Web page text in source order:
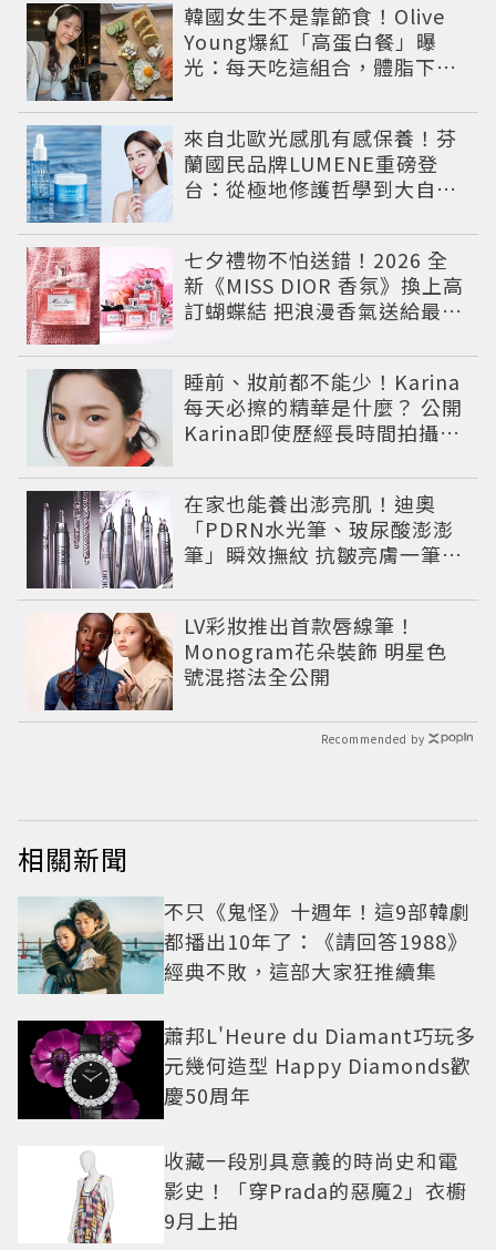
韓國女生不是靠節食！Olive
Young爆紅「高蛋白餐」曝
光：每天吃這組合，體脂下降
來自北歐光感肌有感保養！芬
蘭國民品牌LUMENE重磅登
台：從極地修護哲學到大自然
活美學
七夕禮物不怕送錯！2026 全
新《MISS DIOR 香氛》換上高
訂蝴蝶結 把浪漫香氣送給最重
睡前、妝前都不能少！Karina
每天必擦的精華是什麼？ 公開
Karina即使歷經長時間拍攝肌
紅色山茶花系列保養儀式。
在家也能養出澎亮肌！迪奧
「PDRN水光筆、玻尿酸澎澎
筆」瞬效撫紋 抗皺亮膚一筆有
LV彩妝推出首款唇線筆！
Monogram花朵裝飾 明星色
號混搭法全公開
Recommended by
相關新聞
不只《鬼怪》十週年！這9部韓劇
都播出10年了：《請回答1988》
經典不敗，這部大家狂推續集
蕭邦L'Heure du Diamant巧玩多
元幾何造型 Happy Diamonds歡
慶50周年
收藏一段別具意義的時尚史和電
影史！「穿Prada的惡魔2」衣櫥
9月上拍